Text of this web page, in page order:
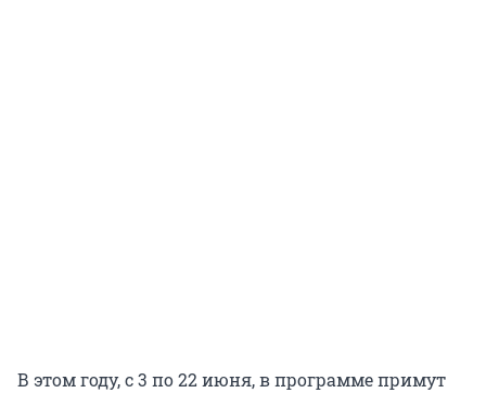
В этом году, с 3 по 22 июня, в программе примут